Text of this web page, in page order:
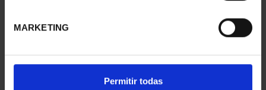
MARKETING
Permitir todas